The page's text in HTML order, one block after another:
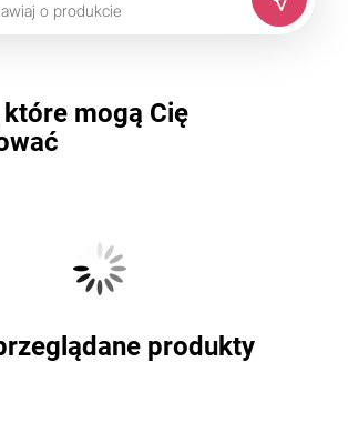
awiaj o produkcie
mogą Cię
produkty